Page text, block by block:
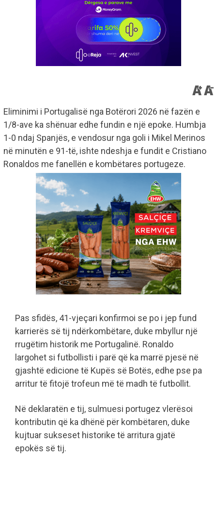
Eliminimi i Portugalisë nga Botërori 2026 në fazën e
1/8-ave ka shënuar edhe fundin e një epoke. Humbja
1-0 ndaj Spanjës, e vendosur nga goli i Mikel Merinos
në minutën e 91-të, ishte ndeshja e fundit e Cristiano
Ronaldos me fanellën e kombëtares portugeze.
Pas sfidës, 41-vjeçari konfirmoi se po i jep fund
karrierës së tij ndërkombëtare, duke mbyllur një
rrugëtim historik me Portugalinë. Ronaldo
largohet si futbollisti i parë që ka marrë pjesë në
gjashtë edicione të Kupës së Botës, edhe pse pa
arritur të fitojë trofeun më të madh të futbollit.
Në deklaratën e tij, sulmuesi portugez vlerësoi
kontributin që ka dhënë për kombëtaren, duke
kujtuar sukseset historike të arritura gjatë
epokës së tij.